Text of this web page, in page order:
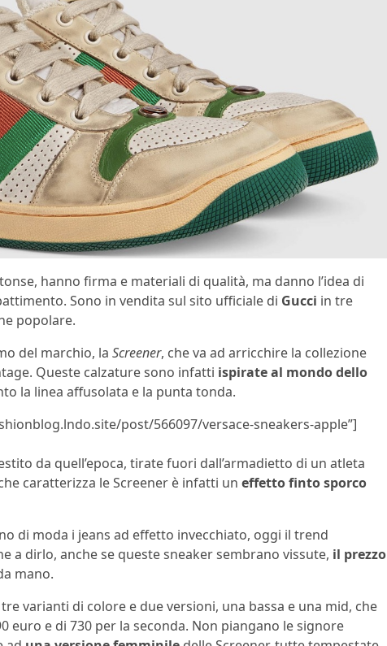
hanno firma e materiali di qualità, ma danno l’idea di
Sono in vendita sul sito ufficiale di Gucci in tre
popolare.
del marchio, la Screener, che va ad arricchire la collezione
Queste calzature sono infatti ispirate al mondo dello
la linea affusolata e la punta tonda.
post/566097/versace-sneakers-apple”]
da quell’epoca, tirate fuori dall’armadietto di un atleta
caratterizza le Screener è infatti un effetto finto sporco
di moda i jeans ad effetto invecchiato, oggi il trend
a dirlo, anche se queste sneaker sembrano vissute, il prezzo
mano.
varianti di colore e due versioni, una bassa e una mid, che
euro e di 730 per la seconda. Non piangano le signore